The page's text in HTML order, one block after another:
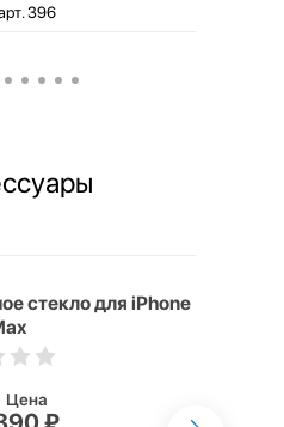
396
стекло для iPhone
Цена